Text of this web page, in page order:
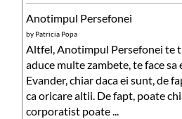
Anotimpul Persefonei
by Patricia Popa
Altfel, Anotimpul Persefonei te
aduce multe zambete, te face sa
Evander, chiar daca ei sunt, de
ca oricare altii. De fapt, poate
corporatist poate ...